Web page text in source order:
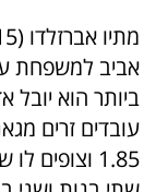
אביב למשפחת
ביותר הוא
1.85